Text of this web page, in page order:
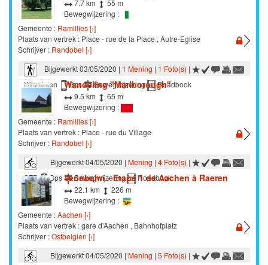
7.7 km
55 m
Bewegwijzering :
Gemeente : Ramillies [›]
Plaats van vertrek : Place - rue de la Place , Autre-Eglise
Schrijver : Randobel [›]
Bijgewerkt 03/05/2020 | 1 Mening | 1 Foto(s) |
Wandelen
Gps Bewegwijzering Roadbook
Wandeling "Marlborough"
9.5 km
65 m
Bewegwijzering :
Gemeente : Ramillies [›]
Plaats van vertrek : Place - rue du Village
Schrijver : Randobel [›]
Bijgewerkt 04/05/2020 | Mening | 4 Foto(s) |
STB
Gps Bewegwijzering Roadbook
Vennbahn - Etape 1 de Aachen à Raeren
22.1 km
226 m
Bewegwijzering :
Gemeente :Aachen [›]
Plaats van vertrek : gare d'Aachen , Bahnhofplatz
Schrijver :Ostbelgien [›]
Bijgewerkt 04/05/2020 | Mening | 5 Foto(s) |